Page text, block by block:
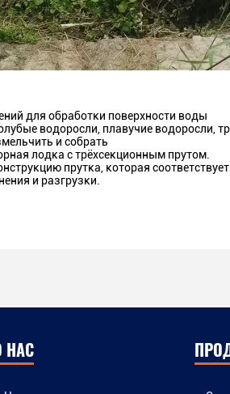
для обработки поверхности воды
водоросли, плавучие водоросли,
и собрать
лодка с трёхсекционным прутом.
прутка, которая
и разгрузки.
НАС